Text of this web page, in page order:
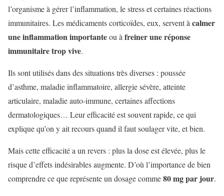
l’organisme à gérer l’inflammation, le stress et certaines réactions
immunitaires. Les médicaments corticoïdes, eux, servent à calmer
une inflammation importanteou à freiner une réponse
immunitaire trop vive.
Ils sont utilisés dans des situations très diverses : poussée
d’asthme, maladie inflammatoire, allergie sévère, atteinte
articulaire, maladie auto-immune, certaines affections
dermatologiques… Leur efficacité est souvent rapide, ce qui
explique qu’on y ait recours quand il faut soulager vite, et bien.
Mais cette efficacité a un revers : plus la dose est élevée, plus le
risque d’effets indésirables augmente. D’où l’importance de bien
comprendre ce que représente un dosage comme80 mg par jour.